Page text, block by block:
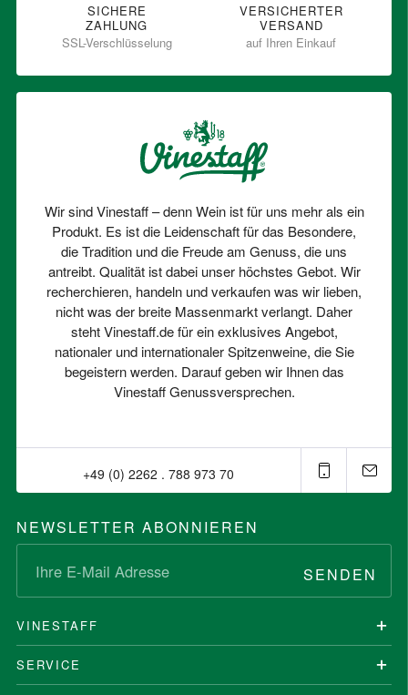
SICHERE
ZAHLUNG
SSL-Verschlüsselung
VERSICHERTER
VERSAND
auf Ihren Einkauf
Wir sind Vinestaff – denn Wein ist für uns mehr als ein
Produkt. Es ist die Leidenschaft für das Besondere,
die Tradition und die Freude am Genuss, die uns
antreibt. Qualität ist dabei unser höchstes Gebot. Wir
recherchieren, handeln und verkaufen was wir lieben,
nicht was der breite Massenmarkt verlangt. Daher
steht Vinestaff.de für ein exklusives Angebot,
nationaler und internationaler Spitzenweine, die Sie
begeistern werden. Darauf geben wir Ihnen das
Vinestaff Genussversprechen.
+49 (0) 2262 . 788 973 70⁠
NEWSLETTER ABONNIEREN
SENDEN
VINESTAFF
SERVICE